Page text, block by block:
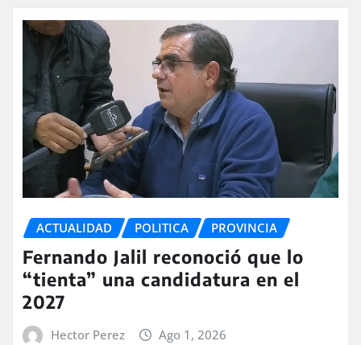
ACTUALIDAD POLITICA PROVINCIA
Fernando Jalil reconoció que lo
“tienta” una candidatura en el
2027
Hector Perez Ago 1, 2026